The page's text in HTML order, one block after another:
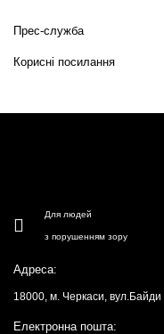
Прес-служба
Корисні посилання
Для людей
з порушенням зору
Адреса:
18000, м. Черкаси,
Електронна пошта: